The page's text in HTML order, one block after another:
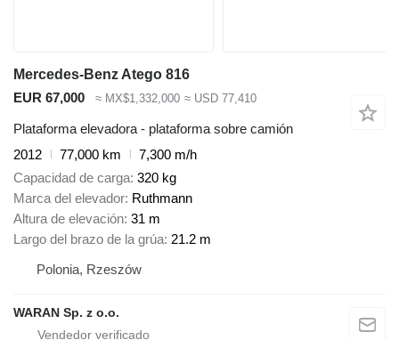
Mercedes-Benz Atego 816
EUR 67,000
≈ MX$1,332,000 ≈ USD 77,410
Plataforma elevadora - plataforma sobre camión
2012
77,000 km
7,300 m/h
Capacidad de carga 320 kg
Marca del elevador Ruthmann
Altura de elevación 31 m
Largo del brazo de la grúa 21.2 m
Polonia, Rzeszów
WARAN Sp. z o.o.